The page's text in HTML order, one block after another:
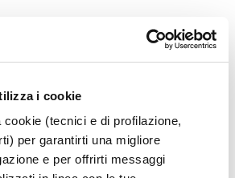
i cookie
(tecnici e di profilazione,
per garantirti una migliore
e per offrirti messaggi
Stati Uniti d’America è
online il modulo per
nell'ambito del
senza Visto" (Visa Waiver
del programma "Visa Waiver
visto) sono necessari i seguenti